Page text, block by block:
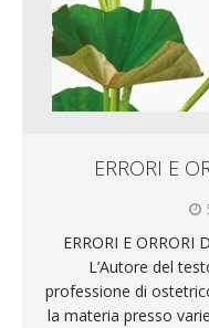
ERRORI E
ERRORI E ORRORI
L’Autore del
professione di
la materia presso